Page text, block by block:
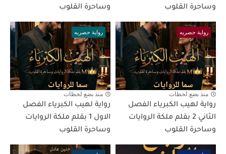
وساحرة القلوب
وساحرة القلوب
رواية حصريه
منذ بضع لحظات
رواية لهيب الكبرياء الفصل
الثاني 2 بقلم ملكة الروايات
وساحرة القلوب
رواية حصريه
منذ بضع لحظات
رواية لهيب الكبرياء الفصل
الاول 1 بقلم ملكة الروايات
وساحرة القلوب